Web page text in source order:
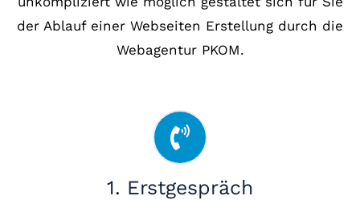
der Ablauf einer Webseiten Erstellung durch die
Webagentur PKOM.
1. Erstgespräch